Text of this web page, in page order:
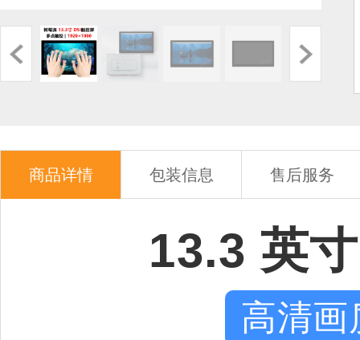
商品详情 包装信息 售后服务
13.3 英
高清画